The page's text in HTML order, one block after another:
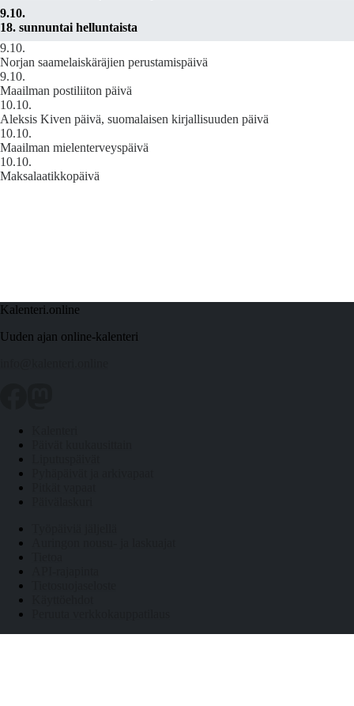
9.10.
18. sunnuntai helluntaista
9.10.
Norjan saamelaiskäräjien perustamispäivä
9.10.
Maailman postiliiton päivä
10.10.
Aleksis Kiven päivä, suomalaisen kirjallisuuden päivä
10.10.
Maailman mielenterveyspäivä
10.10.
Maksalaatikkopäivä
Kalenteri.online
Uuden ajan online-kalenteri